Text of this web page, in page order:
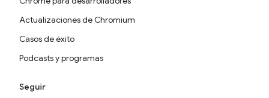
Actualizaciones de Chromium
Casos de éxito
Podcasts y programas
Seguir